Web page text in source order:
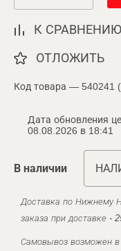
К СРАВНЕНИЮ
ОТЛОЖИТЬ
Код товара — 540241
Дата обновления
08.08.2026 в 18:41
В наличии
Доставка по Нижнему
заказа при доставке -
Самовывоз возможен в